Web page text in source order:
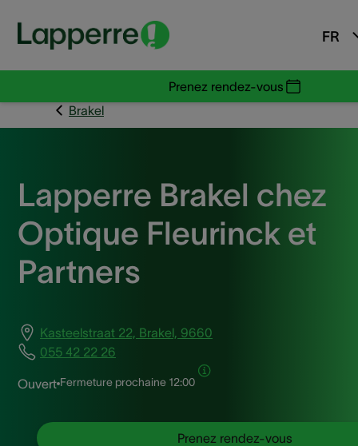
FR
Prenez rendez-vous
Brakel
Lapperre Brakel chez
Optique Fleurinck et
Partners
Kasteelstraat 22, Brakel, 9660
055 42 22 26
Ouvert Fermeture prochaine 12:00
Prenez rendez-vous